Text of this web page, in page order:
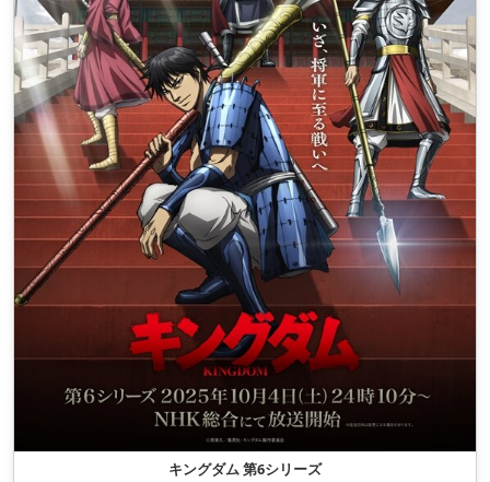
キングダム 第6シリーズ